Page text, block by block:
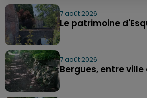
7 août 2026
Le patrimoine
7 août 2026
Bergues, entre